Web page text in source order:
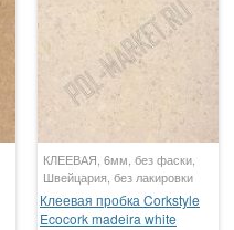
КЛЕЕВАЯ, 6мм, без фаски,
Швейцария, без лакировки
Клеевая пробка Corkstyle
Ecocork madeira white